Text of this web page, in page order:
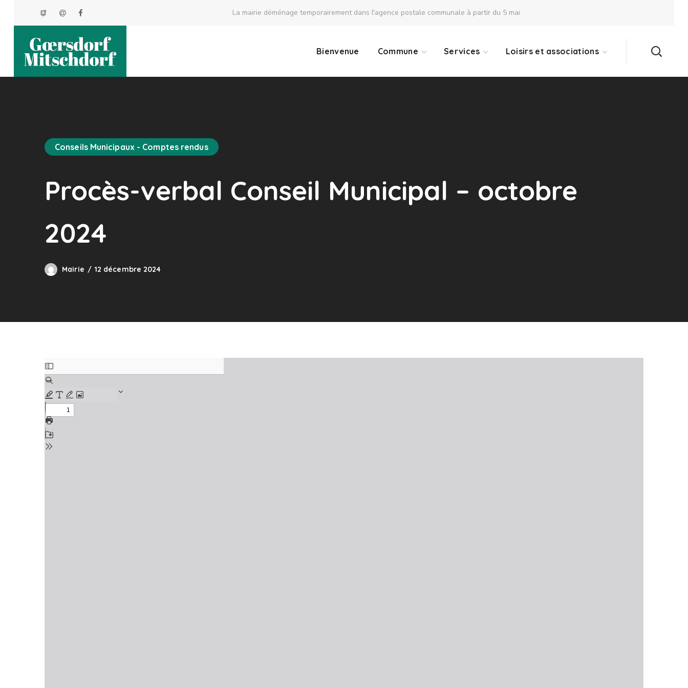
La mairie déménage temporairement dans l'agence postale communale à partir du 5 mai
Bienvenue Commune Services Loisirs et associations
Conseils Municipaux - Comptes rendus
Procès-verbal Conseil Municipal – octobre
2024
Mairie 12 décembre 2024
Skip
to
PDF
content